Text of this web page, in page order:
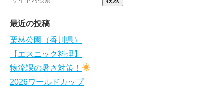
最近の投稿
栗林公園（香川県）
【エスニック料理】
物流課の暑さ対策！
2026ワールドカップ